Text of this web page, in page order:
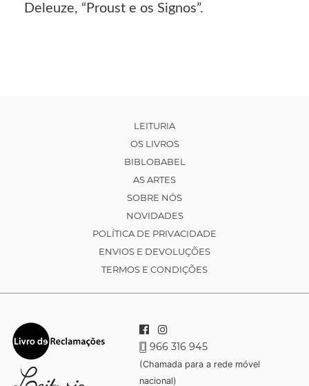
Deleuze, “Proust e os Signos”.
LEITURIA
OS LIVROS
BIBLOBABEL
AS ARTES
SOBRE NÓS
NOVIDADES
POLÍTICA DE PRIVACIDADE
ENVIOS E DEVOLUÇÕES
TERMOS E CONDIÇÕES
966 316 945
(Chamada para a rede móvel
nacional)